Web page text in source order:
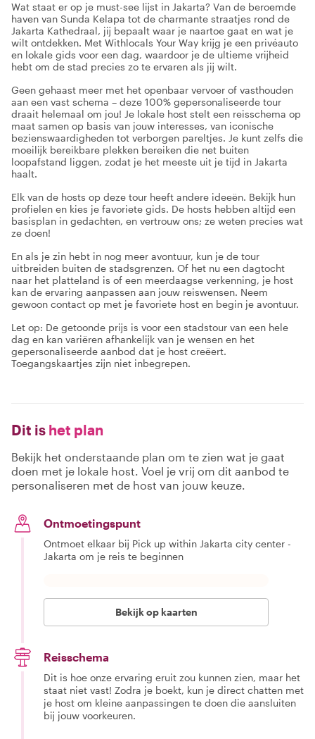
Wat staat er op je must-see lijst in Jakarta? Van de beroemde
haven van Sunda Kelapa tot de charmante straatjes rond de
Jakarta Kathedraal, jij bepaalt waar je naartoe gaat en wat je
wilt ontdekken. Met Withlocals Your Way krijg je een privéauto
en lokale gids voor een dag, waardoor je de ultieme vrijheid
hebt om de stad precies zo te ervaren als jij wilt.
Geen gehaast meer met het openbaar vervoer of vasthouden
aan een vast schema – deze 100% gepersonaliseerde tour
draait helemaal om jou! Je lokale host stelt een reisschema op
maat samen op basis van jouw interesses, van iconische
bezienswaardigheden tot verborgen pareltjes. Je kunt zelfs die
moeilijk bereikbare plekken bereiken die net buiten
loopafstand liggen, zodat je het meeste uit je tijd in Jakarta
haalt.
Elk van de hosts op deze tour heeft andere ideeën. Bekijk hun
profielen en kies je favoriete gids. De hosts hebben altijd een
basisplan in gedachten, en vertrouw ons; ze weten precies wat
ze doen!
En als je zin hebt in nog meer avontuur, kun je de tour
uitbreiden buiten de stadsgrenzen. Of het nu een dagtocht
naar het platteland is of een meerdaagse verkenning, je host
kan de ervaring aanpassen aan jouw reiswensen. Neem
gewoon contact op met je favoriete host en begin je avontuur.
Let op: De getoonde prijs is voor een stadstour van een hele
dag en kan variëren afhankelijk van je wensen en het
gepersonaliseerde aanbod dat je host creëert.
Toegangskaartjes zijn niet inbegrepen.
Dit is het plan
Bekijk het onderstaande plan om te zien wat je gaat
doen met je lokale host. Voel je vrij om dit aanbod te
personaliseren met de host van jouw keuze.
Ontmoetingspunt
Ontmoet elkaar bij Pick up within Jakarta city center -
Jakarta om je reis te beginnen
Bekijk op kaarten
Reisschema
Dit is hoe onze ervaring eruit zou kunnen zien, maar het
staat niet vast! Zodra je boekt, kun je direct chatten met
je host om kleine aanpassingen te doen die aansluiten
bij jouw voorkeuren.